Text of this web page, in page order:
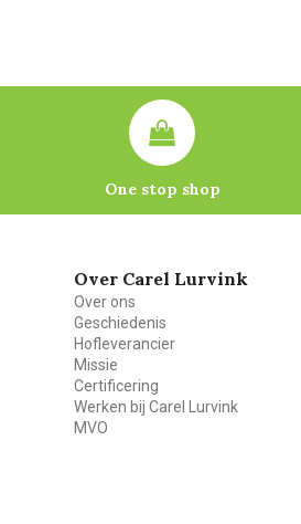
One stop shop
Over Carel Lurvink
Over ons
Geschiedenis
Hofleverancier
Missie
Certificering
Werken bij Carel Lurvink
MVO